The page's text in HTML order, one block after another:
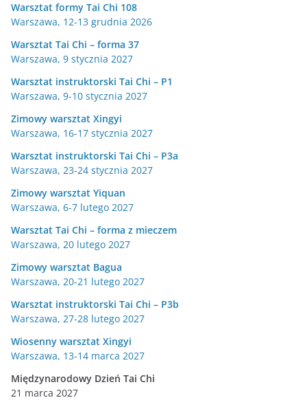
Warsztat formy Tai Chi 108
Warszawa, 12-13 grudnia 2026
Warsztat Tai Chi – forma 37
Warszawa, 9 stycznia 2027
Warsztat instruktorski Tai Chi – P1
Warszawa, 9-10 stycznia 2027
Zimowy warsztat Xingyi
Warszawa, 16-17 stycznia 2027
Warsztat instruktorski Tai Chi – P3a
Warszawa, 23-24 stycznia 2027
Zimowy warsztat Yiquan
Warszawa, 6-7 lutego 2027
Warsztat Tai Chi – forma z mieczem
Warszawa, 20 lutego 2027
Zimowy warsztat Bagua
Warszawa, 20-21 lutego 2027
Warsztat instruktorski Tai Chi – P3b
Warszawa, 27-28 lutego 2027
Wiosenny warsztat Xingyi
Warszawa, 13-14 marca 2027
Międzynarodowy Dzień Tai Chi
21 marca 2027